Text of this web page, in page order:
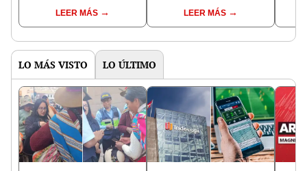
'Hambre Cero' en
Colombia
LEER MÁS
pensión para su hija: “Él
tiene una vida de lujos”
LEER MÁS
LO MÁS VISTO LO ÚLTIMO